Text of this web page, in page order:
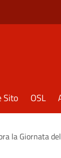
Sito OSL
la Giornata